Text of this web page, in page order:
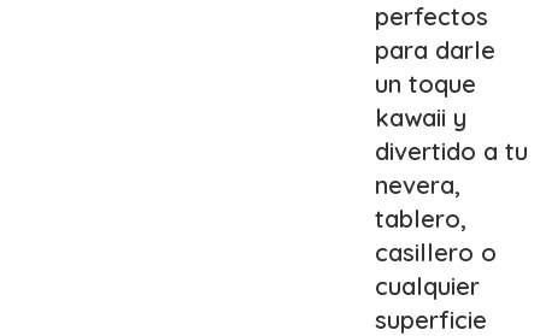
perfectos
para darle
un toque
kawaii y
divertido a tu
nevera,
tablero,
casillero o
cualquier
superficie